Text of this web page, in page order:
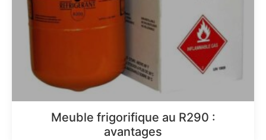
Meuble frigorifique au R290 :
avantages